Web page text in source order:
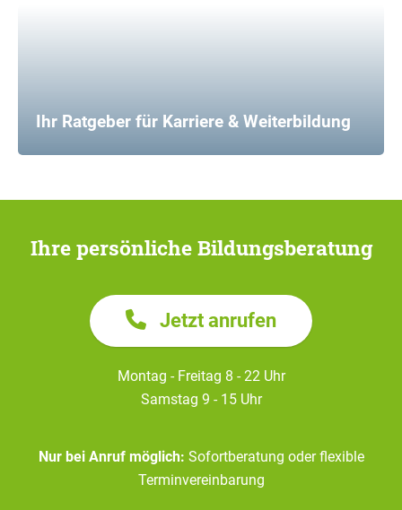
Ihr Ratgeber für Karriere & Weiterbildung
Ihre persönliche Bildungsberatung
Jetzt anrufen
Montag - Freitag 8 - 22 Uhr
Samstag 9 - 15 Uhr
Nur bei Anruf möglich: Sofortberatung oder flexible
Terminvereinbarung